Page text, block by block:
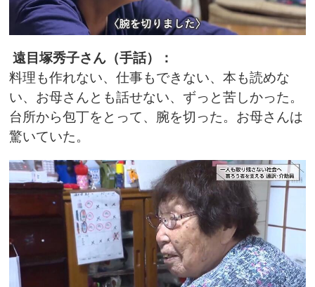
遠目塚秀子さん（手話）：
料理も作れない、仕事もできない、本も読めな
い、お母さんとも話せない、ずっと苦しかった。
台所から包丁をとって、腕を切った。お母さんは
驚いていた。